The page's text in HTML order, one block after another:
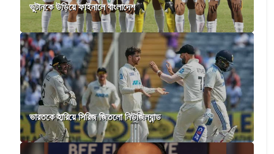
ভুটানকে উড়িয়ে ফাইনালে বাংলাদেশ
ভারতকে হারিয়ে সিরিজ জিতলো নিউজিল্যান্ড